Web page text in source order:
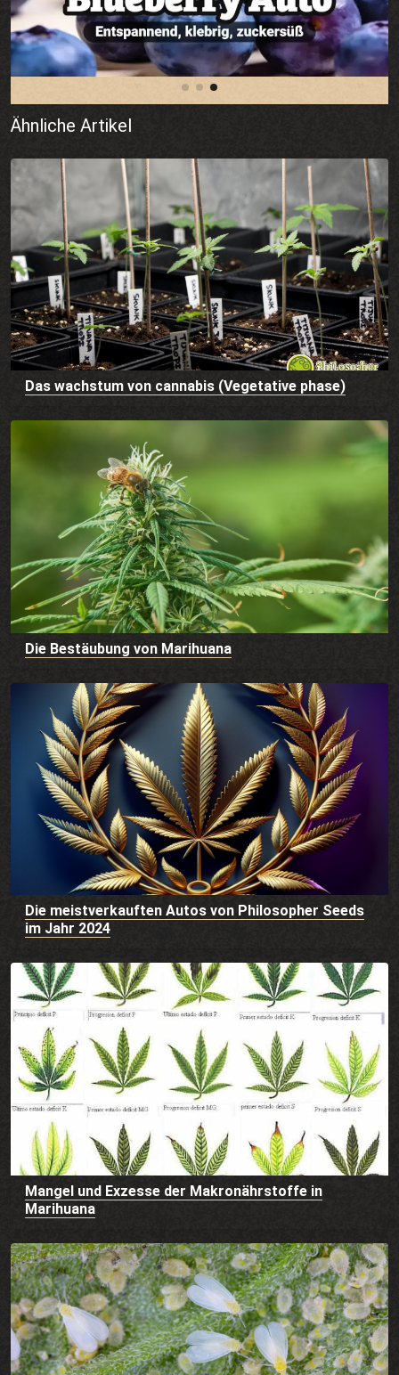
Ähnliche Artikel
Das wachstum von cannabis (Vegetative phase)
Die Bestäubung von Marihuana
Die meistverkauften Autos von Philosopher Seeds
im Jahr 2024
Mangel und Exzesse der Makronährstoffe in
Marihuana